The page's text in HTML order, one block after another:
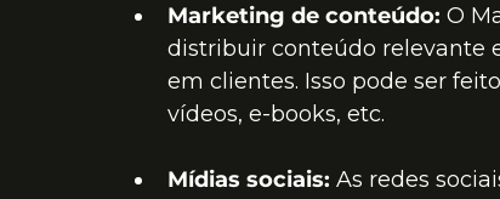
Marketing de conteúdo: O
distribuir conteúdo relevante
em clientes. Isso pode ser
vídeos, e-books, etc.
Mídias sociais: As redes